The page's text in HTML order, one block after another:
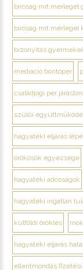
bíróság mit
bíróság mit mérlegel
bizonyítás
mediáció bontóper
családjogi per
szülői
hagyatéki eljárás
örökösök egyezsége
hagyatéki adósságok
hagyatéki ingatlan
külföldi öröklés
hagyatéki eljárás
ellentmondás